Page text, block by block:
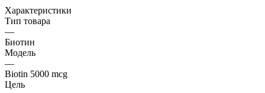
Характеристики
Тип товара
—
Биотин
Модель
—
Biotin 5000 mcg
Цель